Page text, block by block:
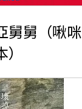
舅舅（啾咪